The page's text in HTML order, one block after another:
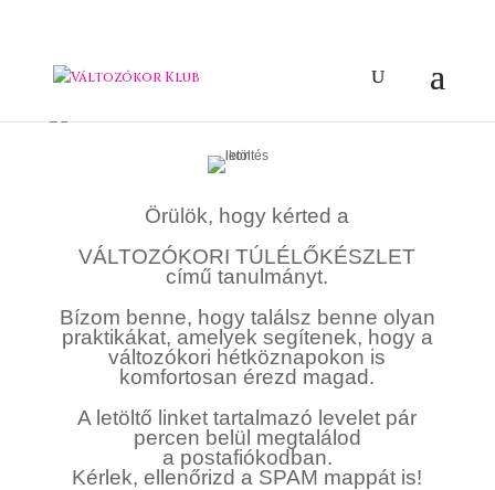
Örülök, hogy kérted a
VÁLTOZÓKORI TÚLÉLŐKÉSZLET
című tanulmányt.
Bízom benne, hogy találsz benne olyan
praktikákat, amelyek segítenek, hogy a
változókori hétköznapokon is
komfortosan érezd magad.
A letöltő linket tartalmazó levelet pár
percen belül megtalálod
a postafiókodban.
Kérlek, ellenőrizd a SPAM mappát is!